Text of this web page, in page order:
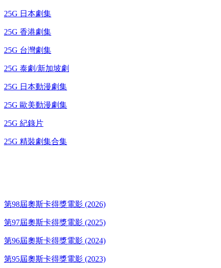
25G 日本劇集
25G 香港劇集
25G 台灣劇集
25G 泰劇/新加坡劇
25G 日本動漫劇集
25G 歐美動漫劇集
25G 紀錄片
25G 精裝劇集合集
第98屆奧斯卡得獎電影 (2026)
第97屆奧斯卡得獎電影 (2025)
第96屆奧斯卡得獎電影 (2024)
第95屆奧斯卡得獎電影 (2023)